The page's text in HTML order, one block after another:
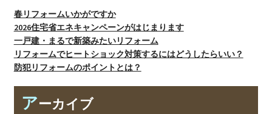
春リフォームいかがですか
2026住宅省エネキャンペーンがはじまります
一戸建・まるで新築みたいリフォーム
リフォームでヒートショック対策するにはどうしたらいい？
防犯リフォームのポイントとは？
アーカイブ